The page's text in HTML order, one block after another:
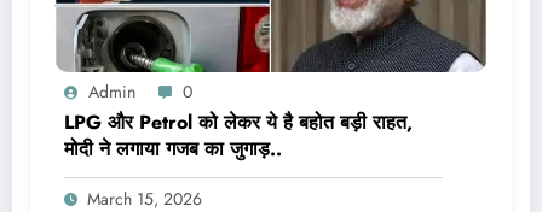
Admin 0
LPG और Petrol को लेकर ये है बहोत बड़ी राहत,
मोदी ने लगाया गजब का जुगाड़..
March 15, 2026